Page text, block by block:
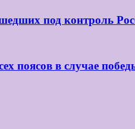
под контроль
поясов в случае